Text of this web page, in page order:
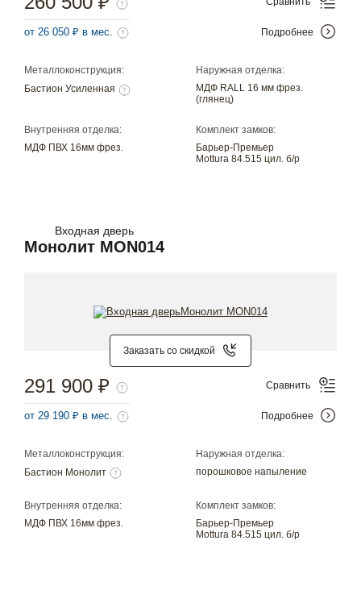
Металлоконструкция:
Бастион Усиленная
Наружная отделка:
МДФ RALL 16 мм фрез.
(глянец)
Внутренняя отделка:
МДФ ПВХ 16мм фрез.
Комплект замков:
Барьер-Премьер
Mottura 84.515 цил. б/р
от 26 050 ₽ в мес. Подробнее
Входная дверь
Монолит MON014
Заказать со скидкой
Металлоконструкция:
Бастион Монолит
Наружная отделка:
порошковое напыление
Внутренняя отделка:
МДФ ПВХ 16мм фрез.
Комплект замков:
Барьер-Премьер
Mottura 84.515 цил. б/р
291 900 ₽
от 29 190 ₽ в мес.
Сравнить
Подробнее